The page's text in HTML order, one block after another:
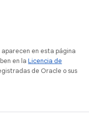
en esta página
en la Licencia de
de Oracle o sus